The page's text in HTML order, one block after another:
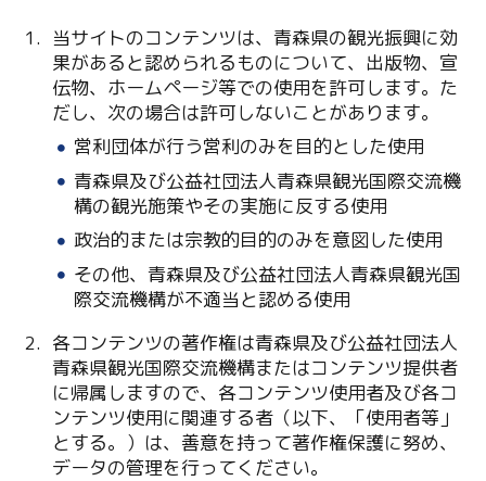
当サイトのコンテンツは、青森県の観光振興に効
果があると認められるものについて、出版物、宣
伝物、ホームページ等での使用を許可します。た
だし、次の場合は許可しないことがあります。
営利団体が行う営利のみを目的とした使用
青森県及び公益社団法人青森県観光国際交流機
構の観光施策やその実施に反する使用
政治的または宗教的目的のみを意図した使用
その他、青森県及び公益社団法人青森県観光国
際交流機構が不適当と認める使用
各コンテンツの著作権は青森県及び公益社団法人
青森県観光国際交流機構またはコンテンツ提供者
に帰属しますので、各コンテンツ使用者及び各コ
ンテンツ使用に関連する者（以下、「使用者等」
とする。）は、善意を持って著作権保護に努め、
データの管理を行ってください。
Twitter
Facebook
Line
Copy URL